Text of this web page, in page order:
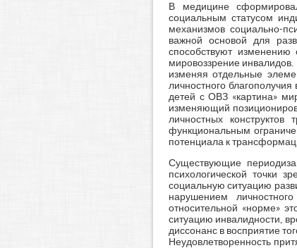
В медицине
социальным статусом
механизмов социально-
важной основой для
способствуют
мировоззрение
изменяя отдельные
личностного
детей с ОВЗ «картина»
изменяющий
личностных конструктов
функциональным
потенциала к
Существующие
психологической точки
социальную ситуацию
нарушением
относительной «норме»
ситуацию инвалидности,
диссонанс в восприятие
Неудовлетворенность